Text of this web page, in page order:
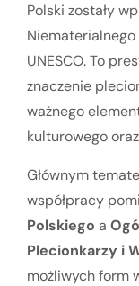
Polski zostały
UNESCO. To
znaczenie
ważnego
kulturowego
Głównym
współpracy
Polskiego a
Plecionkarzy i
możliwych form